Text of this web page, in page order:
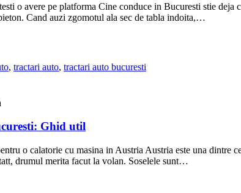
o avere pe platforma Cine conduce in Bucuresti stie deja
Cand auzi zgomotul ala sec de tabla indoita,…
, tractari auto, tractari auto bucuresti
Ghid util
o calatorie cu masina in Austria Austria este una
drumul merita facut la volan. Soselele sunt…